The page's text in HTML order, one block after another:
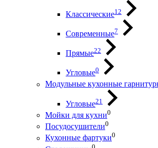
Классические12
Современные7
Прямые22
Угловые0
Модульные кухонные
Угловые21
Мойки для кухни0
Посудосушители0
Кухонные фартуки0